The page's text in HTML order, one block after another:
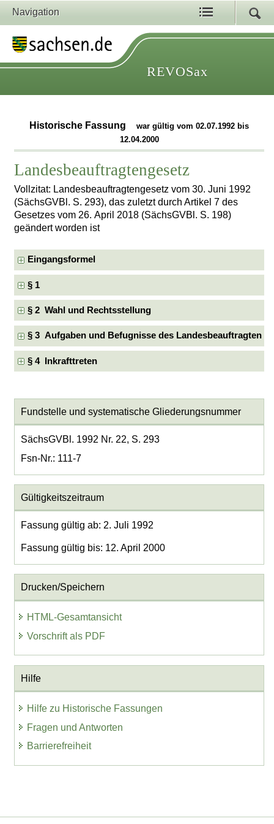
Navigation
REVOSax
Historische Fassung
war gültig vom 02.07.1992 bis
12.04.2000
Landesbeauftragtengesetz
Vollzitat: Landesbeauftragtengesetz vom 30. Juni 1992
(SächsGVBl. S. 293), das zuletzt durch Artikel 7 des
Gesetzes vom 26. April 2018 (SächsGVBl. S. 198)
geändert worden ist
Eingangsformel
§ 1
§ 2 Wahl und Rechtsstellung
§ 3 Aufgaben und Befugnisse des Landesbeauftragten
§ 4 Inkrafttreten
Fundstelle und systematische Gliederungsnummer
SächsGVBl. 1992 Nr. 22, S. 293
Fsn-Nr.: 111-7
Gültigkeitszeitraum
Fassung gültig ab: 2. Juli 1992
Fassung gültig bis: 12. April 2000
Drucken/Speichern
HTML-Gesamtansicht
Vorschrift als PDF
Hilfe
Hilfe zu Historische Fassungen
Fragen und Antworten
Barrierefreiheit